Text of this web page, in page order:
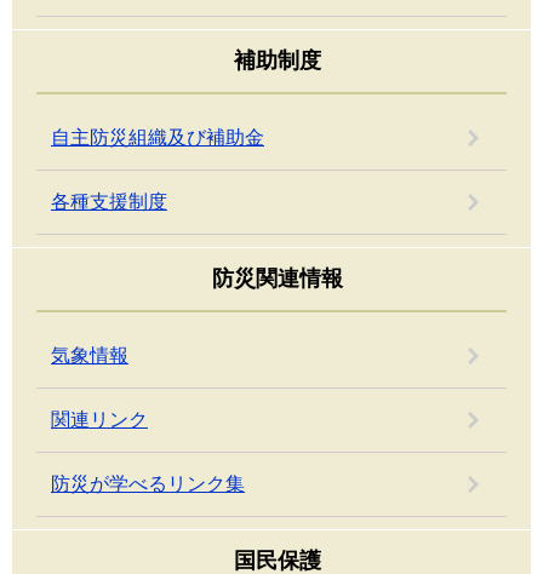
補助制度
自主防災組織及び補助金
各種支援制度
防災関連情報
気象情報
関連リンク
防災が学べるリンク集
国民保護